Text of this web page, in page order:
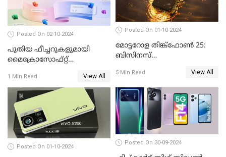
Posted On 02-10-2024
പുതിയ ഫീച്ചറുകളുമായി
മൈക്രോസോഫ്റ്റ്
1 Min Read View All
Posted On 01-10-2024
മോട്ടറോള തിങ്ക്ഫോൺ 25:
ബിസിനസ്
പുതിയൊരു കരുത്ത്
5 Min Read View All
Posted On 01-10-2024
Posted On 30-09-2024